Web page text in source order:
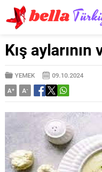
Kış
YEMEK
09.10.2024
A+ A-